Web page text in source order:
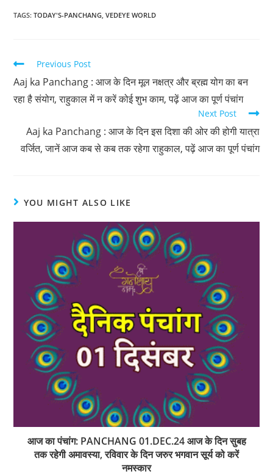
TAGS:TODAY'S-PANCHANG VEDEYE WORLD
Previous Post
Aaj ka Panchang : आज के दिन मूल नक्षत्र और ब्रह्म योग का बन
रहा है संयोग, राहुकाल में न करें कोई शुभ काम, पढ़ें आज का पूर्ण पंचांग
Next Post
Aaj ka Panchang : आज के दिन इस दिशा की ओर की होगी यात्रा
वर्जित, जानें आज कब से कब तक रहेगा राहुकाल, पढ़ें आज का पूर्ण पंचांग
YOU MIGHT ALSO LIKE
आज का पंचांग: PANCHANG 01.DEC.24 आज के दिन सुबह
तक रहेगी अमावस्या, रविवार के दिन जरुर भगवान सूर्य को करें
नमस्कार